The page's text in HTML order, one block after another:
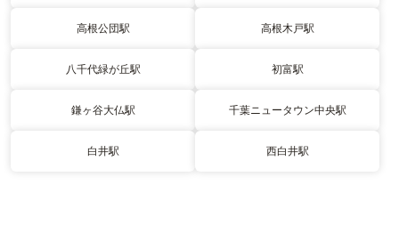
高根公団駅 高根木戸駅
八千代緑が丘駅 初富駅
鎌ヶ谷大仏駅 千葉ニュータウン中央駅
白井駅 西白井駅